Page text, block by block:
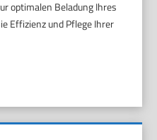
optimalen Beladung Ihres
Effizienz und Pflege Ihrer